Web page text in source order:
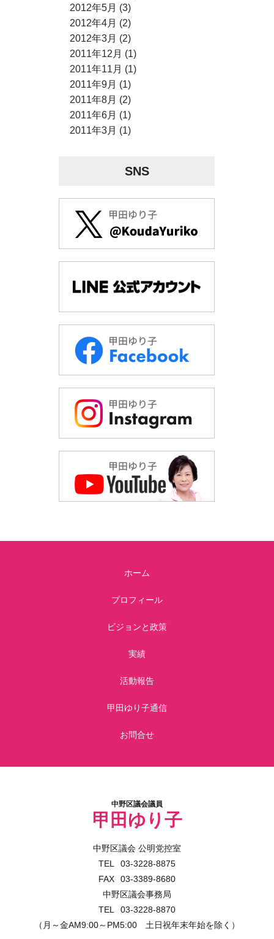
2012年5月 (3)
2012年4月 (2)
2012年3月 (2)
2011年12月 (1)
2011年11月 (1)
2011年9月 (1)
2011年8月 (2)
2011年6月 (1)
2011年3月 (1)
SNS
ホーム
プロフィール
ビジョンと政策
実績
活動報告
甲田ゆり子通信
お問合せ
中野区議会議員
甲田ゆり子
中野区議会 公明党控室
03-3228-8875
03-3389-8680
中野区議会事務局
03-3228-8870
（月～金AM9:00～PM5:00 土日祝年末年始を除く）